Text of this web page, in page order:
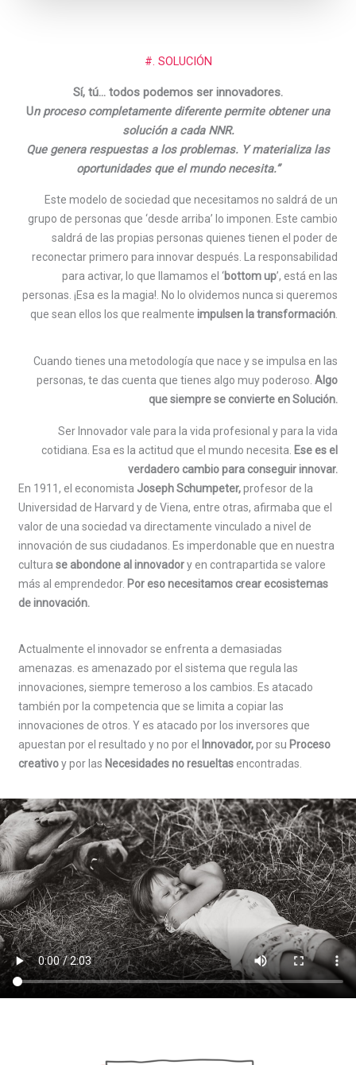
#. SOLUCIÓN
Sí, tú… todos podemos ser innovadores.
Un proceso completamente diferente permite obtener una
solución a cada NNR.
Que genera respuestas a los problemas. Y materializa las
oportunidades que el mundo necesita.”
Este modelo de sociedad que necesitamos no saldrá de un
grupo de personas que ‘desde arriba’ lo imponen. Este cambio
saldrá de las propias personas quienes tienen el poder de
reconectar primero para innovar después. La responsabilidad
para activar, lo que llamamos el ‘bottom up’, está en las
personas. ¡Esa es la magia!. No lo olvidemos nunca si queremos
que sean ellos los que realmente impulsen la transformación.
Cuando tienes una metodología que nace y se impulsa en las
personas, te das cuenta que tienes algo muy poderoso. Algo
que siempre se convierte en Solución.
Ser Innovador vale para la vida profesional y para la vida
cotidiana. Esa es la actitud que el mundo necesita. Ese es el
verdadero cambio para conseguir innovar.
En 1911, el economista Joseph Schumpeter,profesor de la
Universidad de Harvard y de Viena, entre otras, afirmaba que el
valor de una sociedad va directamente vinculado a nivel de
innovación de sus ciudadanos. Es imperdonable que en nuestra
culturase abondone al innovadory en contrapartida se valore
más al emprendedor. Por eso necesitamos crear ecosistemas
de innovación.
Actualmente el innovador se enfrenta a demasiadas
amenazas. es amenazado por el sistema que regula las
innovaciones, siempre temeroso a los cambios. Es atacado
también por la competencia que se limita a copiar las
innovaciones de otros. Y es atacado por los inversores que
apuestan por el resultado y no por el
Innovador,por su Proceso
creativoy por las Necesidades no resueltas encontradas.